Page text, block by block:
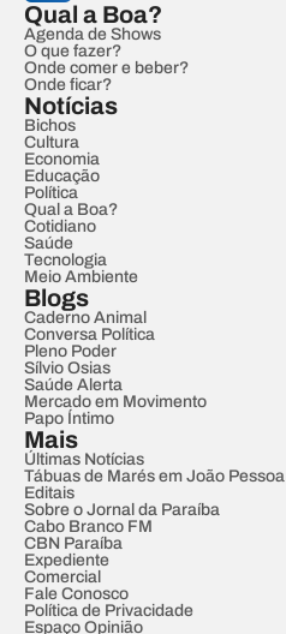
Qual a Boa?
Agenda de Shows
O que fazer?
Onde comer e beber?
Onde ficar?
Notícias
Bichos
Cultura
Economia
Educação
Política
Qual a Boa?
Cotidiano
Saúde
Tecnologia
Meio Ambiente
Blogs
Caderno Animal
Conversa Política
Pleno Poder
Sílvio Osias
Saúde Alerta
Mercado em Movimento
Papo Íntimo
Mais
Últimas Notícias
Tábuas de Marés em João Pessoa
Editais
Sobre o Jornal da Paraíba
Cabo Branco FM
CBN Paraíba
Expediente
Comercial
Fale Conosco
Política de Privacidade
Espaço Opinião